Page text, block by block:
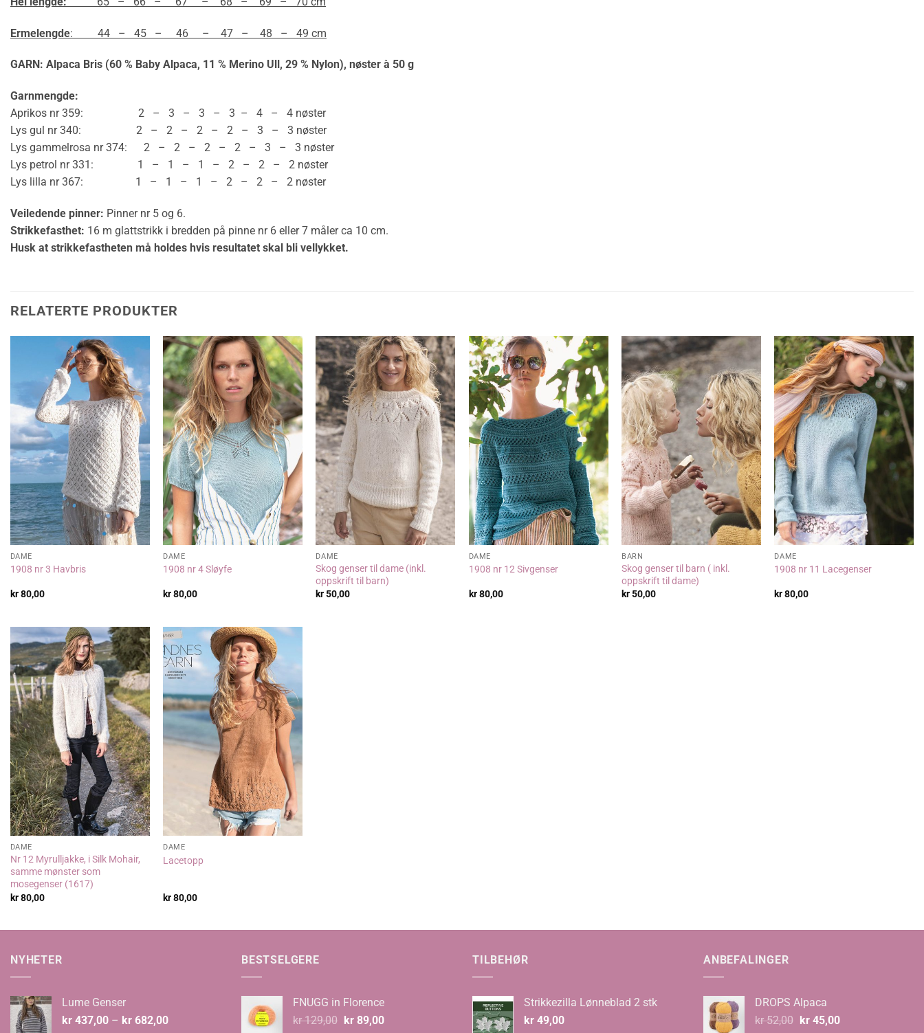
Ermelengde: 44 – 45 – 46 – 47 – 48 – 49 cm
GARN: Alpaca Bris (60 % Baby Alpaca, 11 % Merino Ull, 29 % Nylon), nøster à 50 g
Garnmengde:
Aprikos nr 359: 2 – 3 – 3 – 3 – 4 – 4 nøster
Lys gul nr 340: 2 – 2 – 2 – 2 – 3 – 3 nøster
Lys gammelrosa nr 374: 2 – 2 – 2 – 2 – 3 – 3 nøster
Lys petrol nr 331: 1 – 1 – 1 – 2 – 2 – 2 nøster
Lys lilla nr 367: 1 – 1 – 1 – 2 – 2 – 2 nøster
Veiledende pinner: Pinner nr 5 og 6.
Strikkefasthet: 16 m glattstrikk i bredden på pinne nr 6 eller 7 måler ca 10 cm.
Husk at strikkefastheten må holdes hvis resultatet skal bli vellykket.
RELATERTE PRODUKTER
DAME
1908 nr 3 Havbris
kr80,00
DAME
1908 nr 4 Sløyfe
kr80,00
DAME
Skog genser til dame (inkl.
oppskrift til barn)
kr50,00
DAME
1908 nr 12 Sivgenser
kr80,00
BARN
Skog genser til barn ( inkl.
oppskrift til dame)
kr50,00
DAME
1908 nr 11 Lacegenser
kr80,00
DAME
Nr 12 Myrulljakke, i Silk Mohair,
samme mønster som
mosegenser (1617)
kr80,00
DAME
Lacetopp
kr80,00
NYHETER
Lume Genser
kr 437,00 – kr 682,00Prisområde:
BESTSELGERE
FNUGG in Florence
kr129,00 Opprinnelig
kr89,00Nåværende
TILBEHØR
Strikkezilla Lønneblad 2 stk
kr 49,00
ANBEFALINGER
DROPS Alpaca
kr52,00 Opprinnelig
kr45,00Nåværende